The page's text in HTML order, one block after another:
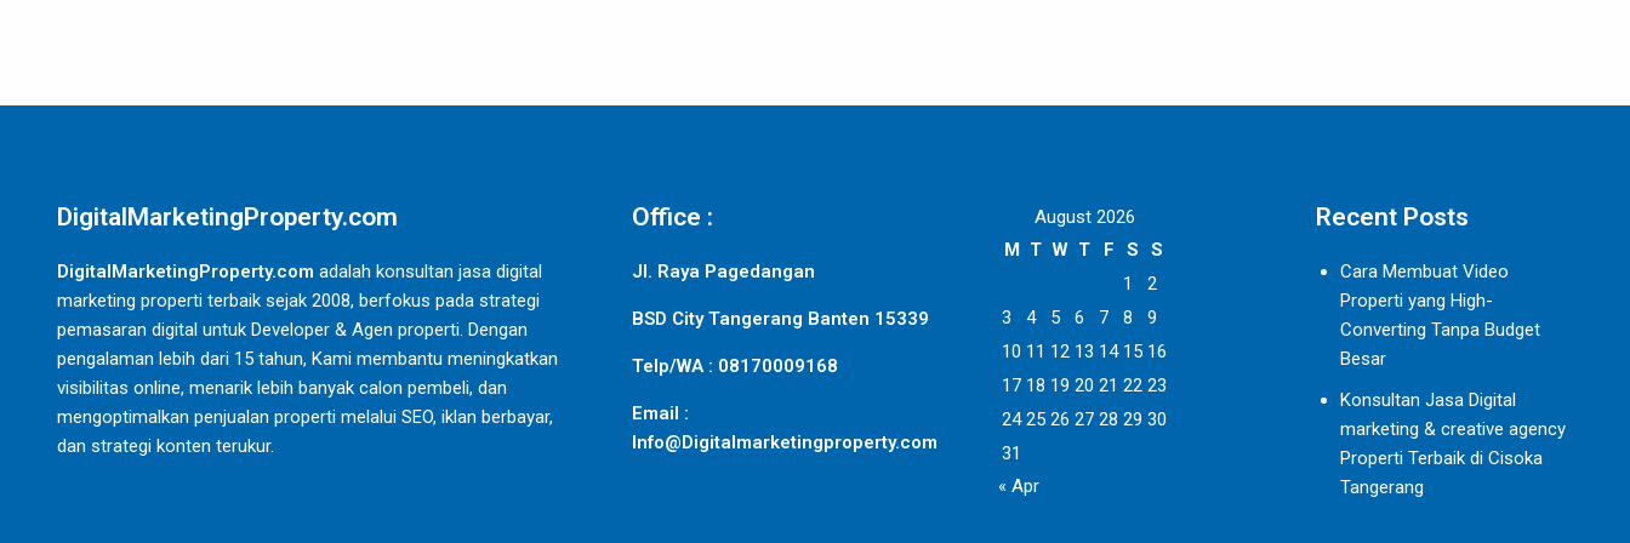
DigitalMarketingProperty.com
DigitalMarketingProperty.com adalah konsultan jasa digital
marketing properti terbaik sejak 2008, berfokus pada strategi
pemasaran digital untuk Developer & Agen properti. Dengan
pengalaman lebih dari 15 tahun, Kami membantu meningkatkan
visibilitas online, menarik lebih banyak calon pembeli, dan
mengoptimalkan penjualan properti melalui SEO, iklan berbayar,
dan strategi konten terukur.
Office :
Jl. Raya Pagedangan
BSD City Tangerang Banten 15339
Telp/WA : 08170009168
Email :
Info@Digitalmarketingproperty.com
August 2026
M T W T F S
S
1
2
3
4 5 6 7 8
9
10 11 12 13 14 15 16
17 18 19 20 21 22 23
24 25 26 27 28 29 30
31
« Apr
Recent Posts
Cara Membuat Video
Properti yang High-
Converting Tanpa Budget
Besar
Konsultan Jasa Digital
marketing & creative agency
Properti Terbaik di Cisoka
Tangerang